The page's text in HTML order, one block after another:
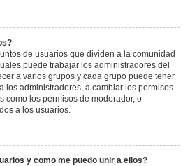
de usuarios que dividen a la comunidad
puede trabajar los administradores del
a varios grupos y cada grupo puede tener
los administradores, a cambiar los permisos
como los permisos de moderador, o
a los usuarios.
y como me puedo unir a ellos?